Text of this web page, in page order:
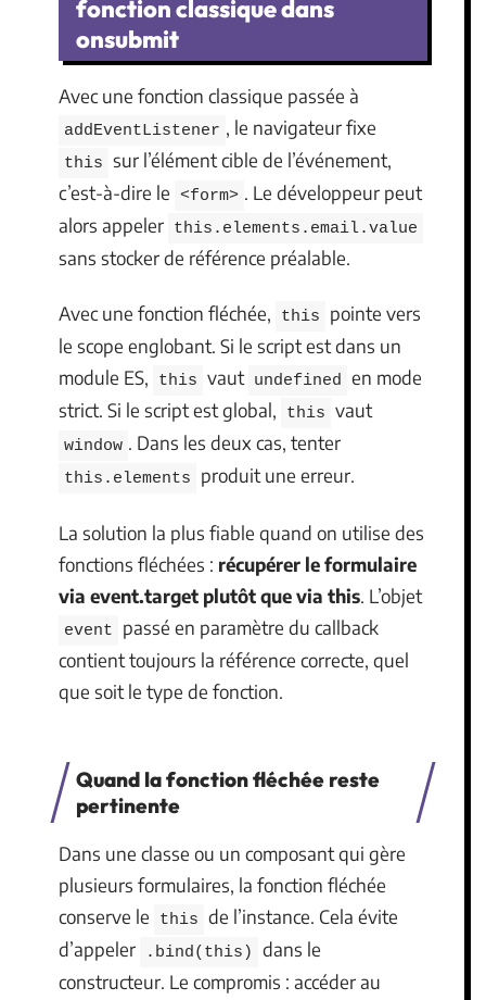
fonction classique dans
onsubmit
Avec une fonction classique passée à
addEventListener , le navigateur fixe
this sur l’élément cible de l’événement,
c’est-à-dire le <form> . Le développeur peut
alors appeler this.elements.email.value
sans stocker de référence préalable.
Avec une fonction fléchée, this
pointe vers
le scope englobant. Si le script est dans un
module ES,
this vaut undefined en mode
strict. Si le script est global,
this vaut
window . Dans les deux cas, tenter
this.elements produit une erreur.
La solution la plus fiable quand on utilise des
fonctions fléchées : récupérer le formulaire
via event.target plutôt que via this. L’objet
event
passé en paramètre du callback
contient toujours la référence correcte, quel
que soit le type de fonction.
Quand la fonction fléchée reste
pertinente
Dans une classe ou un composant qui gère
plusieurs formulaires, la fonction fléchée
conserve le
this de l’instance. Cela évite
d’appeler
.bind(this)
dans le
constructeur. Le compromis : accéder au